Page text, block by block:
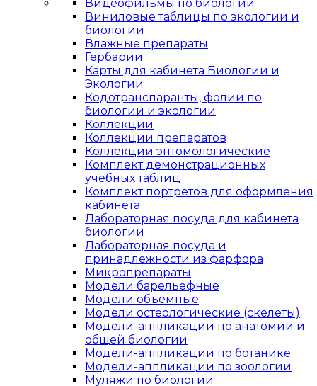
Видеофильмы по биологии
Виниловые таблицы по экологии и
биологии
Влажные препараты
Гербарии
Карты для кабинета Биологии и
Экологии
Кодотранспаранты, фолии по
биологии и экологии
Коллекции
Коллекции препаратов
Коллекции энтомологические
Комплект демонстрационных
учебных таблиц
Комплект портретов для оформления
кабинета
Лабораторная посуда для кабинета
биологии
Лабораторная посуда и
принадлежности из фарфора
Микропрепараты
Модели барельефные
Модели объемные
Модели остеологические (скелеты)
Модели-аппликации по анатомии и
общей биологии
Модели-аппликации по ботанике
Модели-аппликации по зоологии
Муляжи по биологии